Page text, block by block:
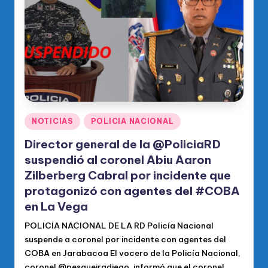
di
c
o
O
fi
ci
al
d
el
P
R
M
Publicado
en
NOTICIAS POLICIA NACIONAL
Director general de la @PoliciaRD
suspendió al coronel Abiu Aaron
Zilberberg Cabral por incidente que
protagonizó con agentes del #COBA
en La Vega
POLICIA NACIONAL DE LA RD Policía Nacional
suspende a coronel por incidente con agentes del
COBA en Jarabacoa El vocero de la Policía Nacional,